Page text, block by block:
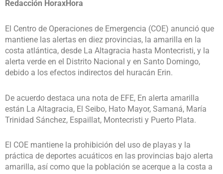
Redacción HoraxHora
El Centro de Operaciones de Emergencia (COE) anunció que
mantiene las alertas en diez provincias, la amarilla en la
costa atlántica, desde La Altagracia hasta Montecristi, y la
alerta verde en el Distrito Nacional y en Santo Domingo,
debido a los efectos indirectos del huracán Erin.
De acuerdo destaca una nota de EFE, En alerta amarilla
están La Altagracia, El Seibo, Hato Mayor, Samaná, María
Trinidad Sánchez, Espaillat, Montecristi y Puerto Plata.
El COE mantiene la prohibición del uso de playas y la
práctica de deportes acuáticos en las provincias bajo alerta
amarilla, así como que la población se acerque a la costa a